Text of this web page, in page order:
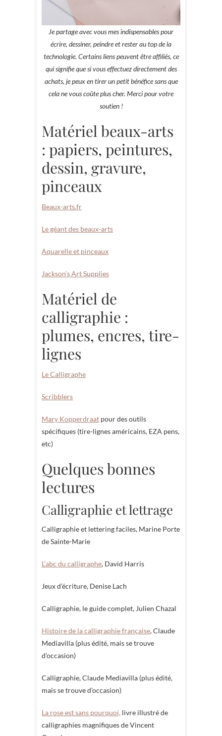
Je partage avec vous mes indispensables pour
écrire, dessiner, peindre et rester au top de la
technologie. Certains liens peuvent être affiliés, ce
qui signifie que si vous effectuez directement des
achats, je peux en tirer un petit bénéfice sans que
cela ne vous coûte plus cher. Merci pour votre
soutien !
Matériel beaux-arts
: papiers, peintures,
dessin, gravure,
pinceaux
Beaux-arts.fr
Le géant des beaux-arts
Aquarelle et pinceaux
Jackson’s Art Supplies
Matériel de
calligraphie :
plumes, encres, tire-
lignes
Le Calligraphe
Scribblers
Mary Kopperdraat pour des outils
spécifiques (tire-lignes américains, EZA pens,
etc)
Quelques bonnes
lectures
Calligraphie et lettrage
Calligraphie et lettering faciles, Marine Porte
de Sainte-Marie
L’abc du calligraphe, David Harris
Jeux d’écriture, Denise Lach
Calligraphie, le guide complet, Julien Chazal
Histoire de la calligraphie française, Claude
Mediavilla (plus édité, mais se trouve
d’occasion)
Calligraphie, Claude Mediavilla (plus édité,
mais se trouve d’occasion)
La rose est sans pourquoi, livre illustré de
calligraphies magnifiques de Vincent